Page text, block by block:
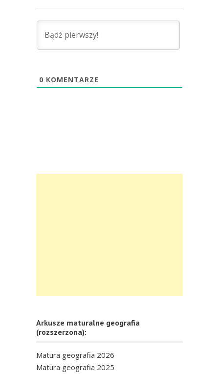
0 KOMENTARZE
Arkusze maturalne geografia
(rozszerzona):
Matura geografia 2026
Matura geografia 2025